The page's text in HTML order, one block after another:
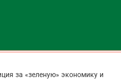
за «зеленую» экономику и